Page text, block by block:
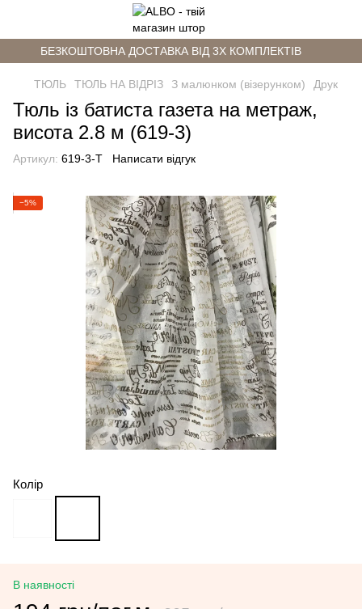
БЕЗКОШТОВНА ДОСТАВКА ВІД 3Х КОМПЛЕКТІВ
ТЮЛЬ ТЮЛЬ НА ВІДРІЗ З малюнком (візерунком) Друк
Тюль із батиста газета на метраж,
висота 2.8 м (619-3)
Артикул: 619-3-T Написати відгук
−5%
Колір
В наявності